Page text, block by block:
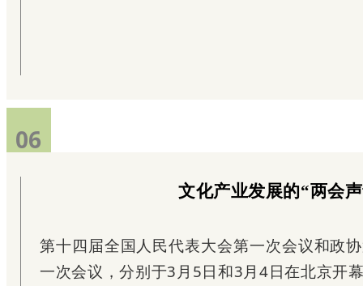
06
文化产业发展的“两会
第十四届全国人民代表大会第一次会议和政
一次会议，分别于3月5日和3月4日在北京开